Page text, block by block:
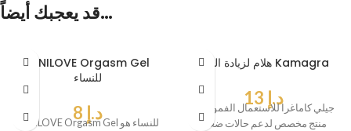
قد يعجبك أيضاً…
MINILOVE Orgasm Gel
للنساء
د.إ
MINILOVE Orgasm Gel للنساء هو
هلام لزيادة القوة Kamagra
د.إ
جيلي كاماغرا للاستعمال الفموي هو
منتج مخصص لدعم حالات ضعف